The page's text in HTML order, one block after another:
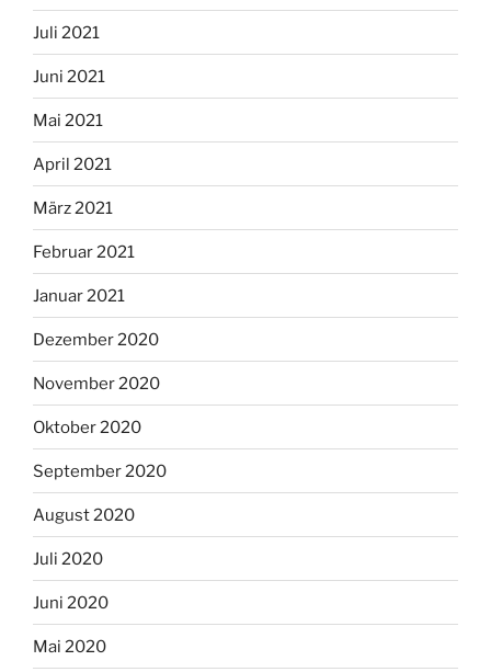
Juli 2021
Juni 2021
Mai 2021
April 2021
März 2021
Februar 2021
Januar 2021
Dezember 2020
November 2020
Oktober 2020
September 2020
August 2020
Juli 2020
Juni 2020
Mai 2020